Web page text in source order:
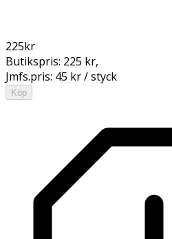
225kr
Butikspris: 225 kr,
Jmfs.pris: 45 kr / styck
Köp